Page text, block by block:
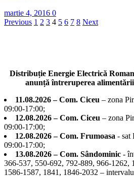
martie 4, 2016 0
Paginație
Previous 1 2 3 4 5 6 7 8 Next
Distribuție Energie Electrică
anunță întreruperea alimentării
11.08.2026 – Com. Ciceu – zona
09:00-17:00;
12.08.2026 – Com. Ciceu – zona
09:00-17:00;
12.08.2026 – Com. Frumoasa - sat
09:00-17:00;
13.08.2026 – Com. Sândominic -
366-537, 550-692, 792-889, 966-1262,
1586-1587, 1841, 1846-2032 –